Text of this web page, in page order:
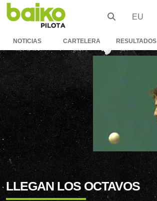
EU
NOTICIAS CARTELERA RESULTADOS
LLEGAN LOS OCTAVOS